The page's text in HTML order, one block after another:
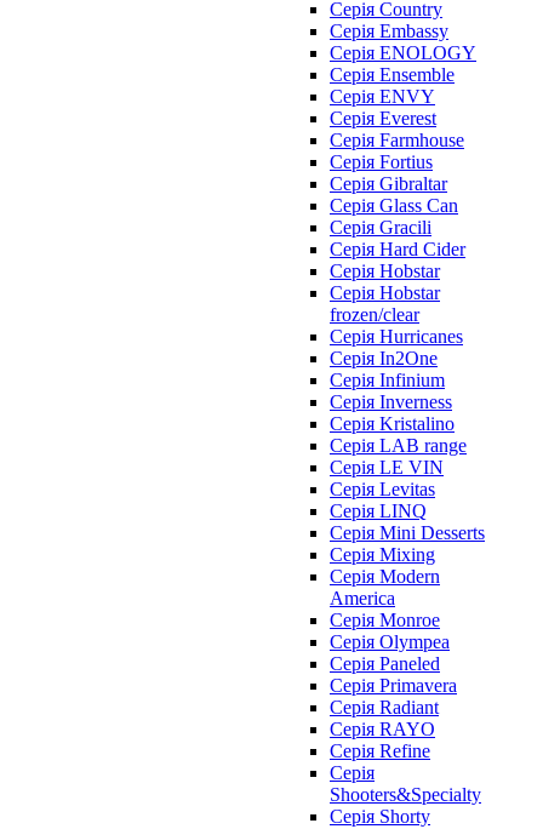
Серія Country
Серія Embassy
Серія ENOLOGY
Серія Ensemble
Серія ENVY
Серія Everest
Серія Farmhouse
Серія Fortius
Серія Gibraltar
Серія Glass Can
Серія Gracili
Серія Hard Cider
Серія Hobstar
Серія Hobstar
frozen/clear
Серія Hurricanes
Серія In2One
Серія Infinium
Серія Inverness
Серія Kristalino
Серія LAB range
Серія LE VIN
Серія Levitas
Серія LINQ
Серія Mini Desserts
Серія Mixing
Серія Modern
America
Серія Monroe
Серія Olympea
Серія Paneled
Серія Primavera
Серія Radiant
Серія RAYO
Серія Refine
Серія
Shooters&Specialty
Серія Shorty